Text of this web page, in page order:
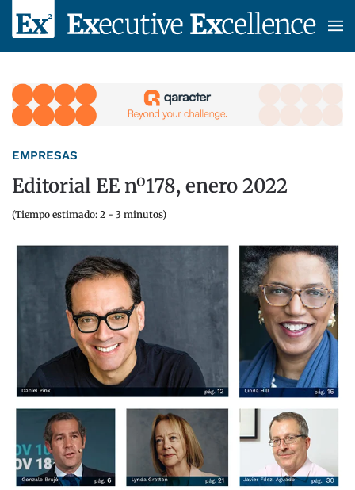
Skip to main content
EMPRESAS
Editorial EE nº178, enero 2022
(Tiempo estimado: 2 - 3 minutos)